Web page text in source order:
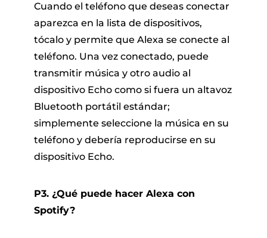
Cuando el teléfono que deseas conectar
aparezca en la lista de dispositivos,
tócalo y permite que Alexa se conecte al
teléfono. Una vez conectado, puede
transmitir música y otro audio al
dispositivo Echo como si fuera un altavoz
Bluetooth portátil estándar;
simplemente seleccione la música en su
teléfono y debería reproducirse en su
dispositivo Echo.
P3. ¿Qué puede hacer Alexa con
Spotify?